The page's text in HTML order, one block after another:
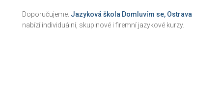
Doporučujeme: Jazyková škola Domluvím se, Ostrava
nabízí individuální, skupinové i firemní jazykové kurzy.